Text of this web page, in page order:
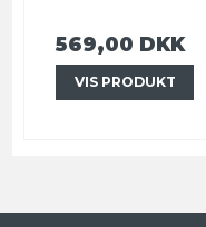
569,00 DKK
VIS PRODUKT